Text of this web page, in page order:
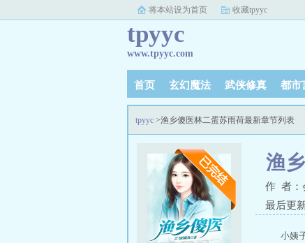
将本站设为首页 收藏tpyyc
tpyyc
www.tpyyc.com
首页 玄幻魔法 武侠修真 都市
tpyyc >渔乡傻医林二蛋苏雨荷最新章节列表
渔
作 者：
最后更
小姨